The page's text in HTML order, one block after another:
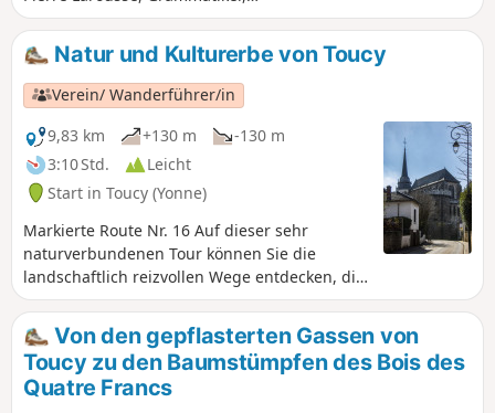
Lexikograf und Pädagoge des 19.
Jahrhunderts. Sie bietet zahlreiche
Aussichtspunkte und Panoramen auf
die Bergkämme. Die Hohlwege, die sich
unter einem dichten Blätterdach
schlängeln, schaffen eine romantische
Atmosphäre, die Sie mit Freude
entdecken werden. An einer
Wegbiegung werden Sie dann dem
Charme dieses prächtigen Gebäudes,
dem Château d'Arthé, erliegen.
Natur und Kulturerbe von Toucy
Verein/ Wanderführer/in
9,83 km
+130 m
-130 m
3:10 Std.
Leicht
Start in Toucy (Yonne)
Markierte Route Nr. 16 Auf dieser sehr
naturverbundenen Tour können Sie die
landschaftlich reizvollen Wege entdecken, die
im Laufe der Jahrhunderte vom Menschen
angelegt wurden. Mit einigen schönen
Aussichtspunkten können Sie die Puisaye und
die Stadt Toucy entdecken, die sich an einen
Hügel schmiegt.
Von den gepflasterten Gassen von
Toucy zu den Baumstümpfen des Bois des
Quatre Francs